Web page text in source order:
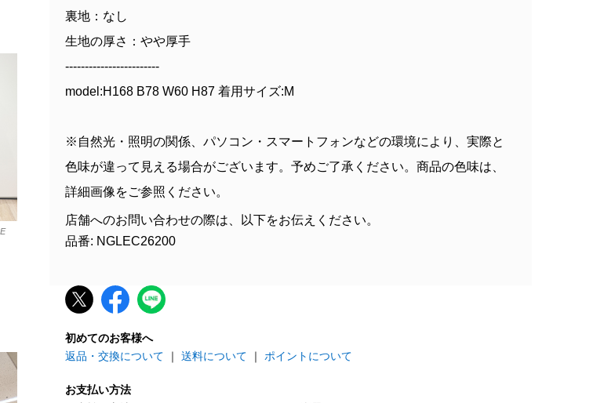
裏地：なし
生地の厚さ：やや厚手
------------------------
model:H168 B78 W60 H87 着用サイズ:M
※自然光・照明の関係、パソコン・スマートフォンなどの環境により、実際と
色味が違って見える場合がございます。予めご了承ください。商品の色味は、
詳細画像をご参照ください。
店舗へのお問い合わせの際は、以下をお伝えください。
品番: NGLEC26200
初めてのお客様へ
返品・交換について ｜ 送料について ｜ ポイントについて
お支払い方法